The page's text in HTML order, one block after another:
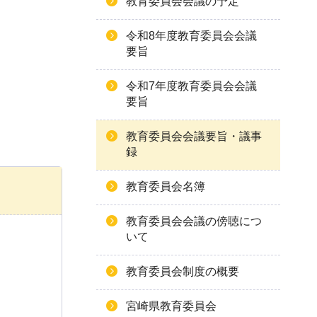
令和8年度教育委員会会議
要旨
令和7年度教育委員会会議
要旨
教育委員会会議要旨・議事
録
教育委員会名簿
教育委員会会議の傍聴につ
いて
教育委員会制度の概要
宮崎県教育委員会